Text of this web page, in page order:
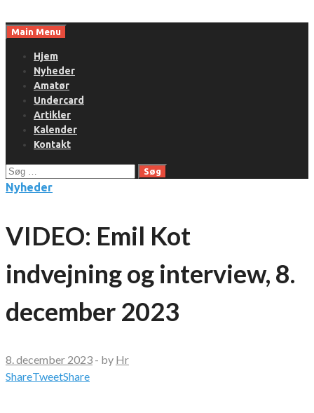
toMain Menu
Hjem
Nyheder
Amatør
Undercard
Artikler
Kalender
Kontakt
Søg
efter:
Nyheder
VIDEO: Emil Kot
indvejning og interview, 8.
december 2023
8. december 2023 - by Hr
ShareTweetShare